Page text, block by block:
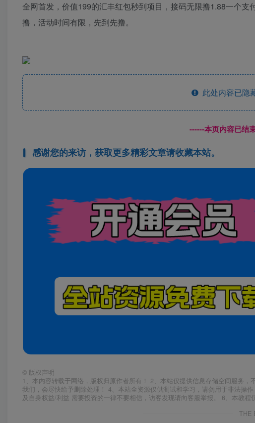
全网首发，价值199的汇丰红包秒到项目，接码无限撸1.88一个
撸，活动时间有限，先到先撸。
此处内容已隐
------本页内容已结
感谢您的来访，获取更多精彩文章请收藏本站。
© 版权声明
1、本内容转载于网络，版权归原作者所有！ 2、本站仅提供信息存储空间服务
我们，会尽快给予删除处理！ 4、本站全资源仅供测试和学习，请勿用于非法操
及自身权益/利益 需要投资的一律不要相信，访客发现请向客服举报。 6、本教
THE